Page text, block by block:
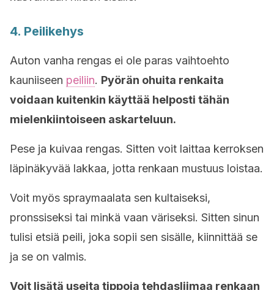
4. Peilikehys
Auton vanha rengas ei ole paras vaihtoehto
kauniiseen peiliin. Pyörän ohuita renkaita
voidaan kuitenkin käyttää helposti tähän
mielenkiintoiseen askarteluun.
Pese ja kuivaa rengas. Sitten voit laittaa kerroksen
läpinäkyvää lakkaa, jotta renkaan mustuus loistaa.
Voit myös spraymaalata sen kultaiseksi,
pronssiseksi tai minkä vaan väriseksi. Sitten sinun
tulisi etsiä peili, joka sopii sen sisälle, kiinnittää se
ja se on valmis.
Voit lisätä useita tippoja tehdasliimaa renkaan